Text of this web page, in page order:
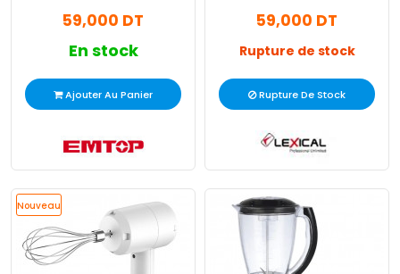
59,000 DT
En stock
Ajouter Au Panier
59,000 DT
Rupture de stock
Rupture De Stock
Nouveau